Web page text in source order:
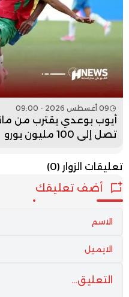
09 أغسطس 2026 - 09:00
أيوب بوعدي يقترب من
تصل إلى 100 مليون يورو
تعليقات الزوار (0)
أضف تعليقك